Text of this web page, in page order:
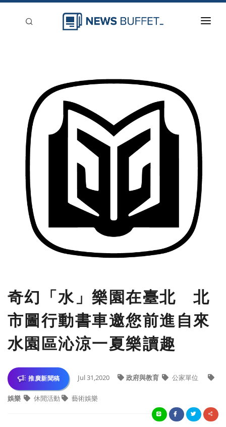
刊登
奇幻「水」樂園在臺北 北
市圖行動書車邀您前進自來
水園區沁涼一夏樂讀趣
推廣新聞稿 Jul 31,2020 政府與教育 公家單位
娛樂 休閒活動 藝術娛樂